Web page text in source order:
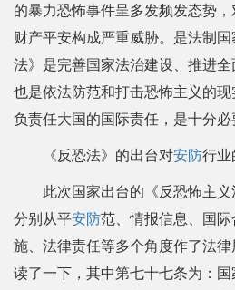
的暴力恐怖事件呈多发频发态势
财产平安构成严重威胁。是法制
法》是完善国家法治建设、推进全
也是依法防范和打击恐怖主义的
负责任大国的国际责任，是十分必
《反恐法》的出台对安防行业
此次国家出台的《反恐怖主义
分别从平安防范、情报信息、国
施、法律责任等多个角度作了法
读了一下，其中第七十七条为：